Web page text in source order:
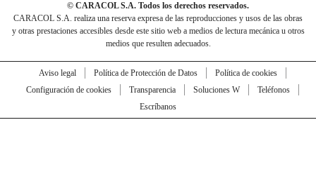
© CARACOL S.A. Todos los derechos reservados.
CARACOL S.A. realiza una reserva expresa de las reproducciones y usos de las obras
y otras prestaciones accesibles desde este sitio web a medios de lectura mecánica u otros
medios que resulten adecuados.
Aviso legal Política de Protección de Datos
Política de cookies
Configuración de cookies
Transparencia Soluciones W
Teléfonos
Escríbanos